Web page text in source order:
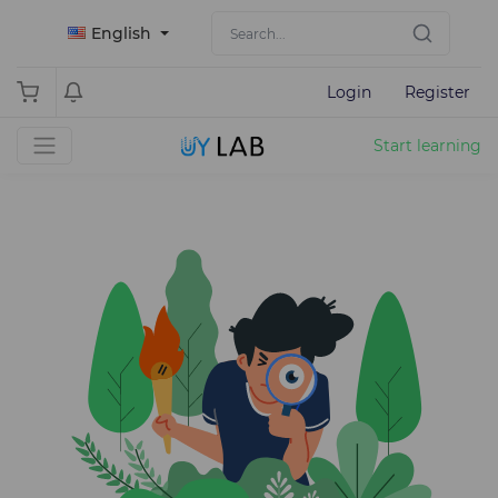
English
Login Register
Start learning